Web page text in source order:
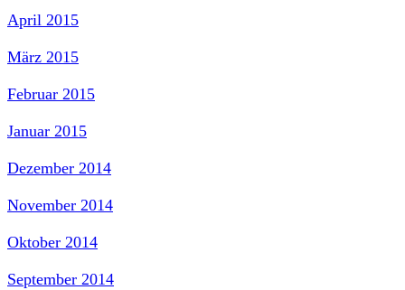
April 2015
März 2015
Februar 2015
Januar 2015
Dezember 2014
November 2014
Oktober 2014
September 2014